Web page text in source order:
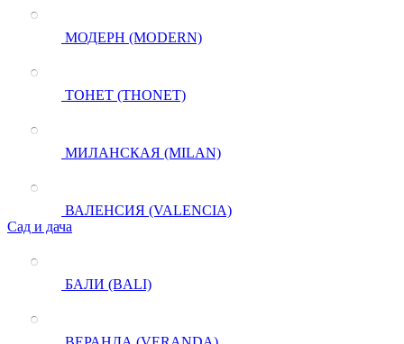
МОДЕРН (MODERN)
ТОНЕТ (THONET)
МИЛАНСКАЯ (MILAN)
ВАЛЕНСИЯ (VALENCIA)
Сад и дача
БАЛИ (BALI)